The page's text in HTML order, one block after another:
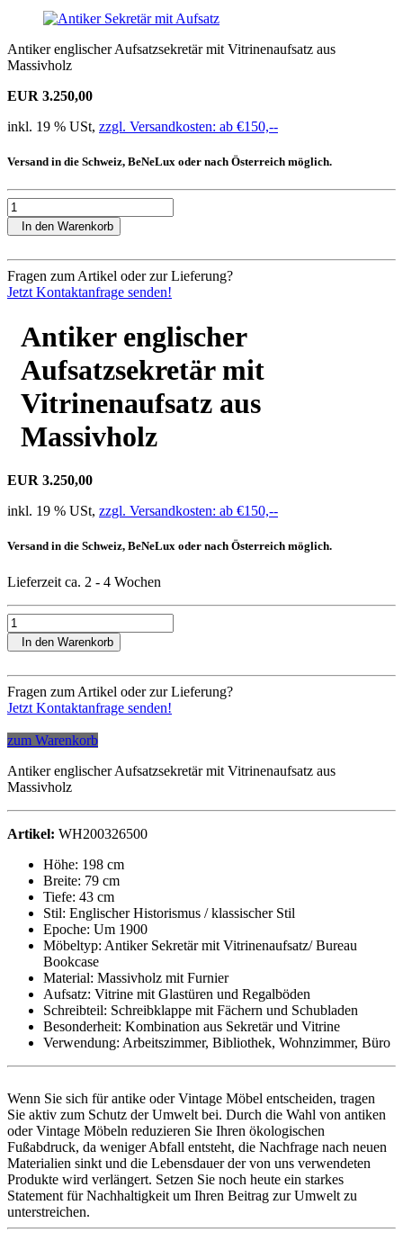
Antiker englischer Aufsatzsekretär mit Vitrinenaufsatz aus
Massivholz
EUR 3.250,00
inkl. 19 % USt, zzgl. Versandkosten: ab €150,--
Versand in die Schweiz, BeNeLux oder nach Österreich möglich.
In den Warenkorb
Fragen zum Artikel oder zur Lieferung?
Jetzt Kontaktanfrage senden!
Antiker englischer
Aufsatzsekretär mit
Vitrinenaufsatz aus
Massivholz
EUR 3.250,00
inkl. 19 % USt, zzgl. Versandkosten: ab €150,--
Versand in die Schweiz, BeNeLux oder nach Österreich möglich.
Lieferzeit ca. 2 - 4 Wochen
In den Warenkorb
Fragen zum Artikel oder zur Lieferung?
Jetzt Kontaktanfrage senden!
zum Warenkorb
Antiker englischer Aufsatzsekretär mit Vitrinenaufsatz aus
Massivholz
Artikel: WH200326500
Höhe: 198 cm
Breite: 79 cm
Tiefe: 43 cm
Stil: Englischer Historismus / klassischer Stil
Epoche: Um 1900
Möbeltyp: Antiker Sekretär mit Vitrinenaufsatz/ Bureau
Bookcase
Material: Massivholz mit Furnier
Aufsatz: Vitrine mit Glastüren und Regalböden
Schreibteil: Schreibklappe mit Fächern und Schubladen
Besonderheit: Kombination aus Sekretär und Vitrine
Verwendung: Arbeitszimmer, Bibliothek, Wohnzimmer, Büro
Wenn Sie sich für antike oder Vintage Möbel entscheiden, tragen
Sie aktiv zum Schutz der Umwelt bei. Durch die Wahl von antiken
oder Vintage Möbeln reduzieren Sie Ihren ökologischen
Fußabdruck, da weniger Abfall entsteht, die Nachfrage nach neuen
Materialien sinkt und die Lebensdauer der von uns verwendeten
Produkte wird verlängert. Setzen Sie noch heute ein starkes
Statement für Nachhaltigkeit um Ihren Beitrag zur Umwelt zu
unterstreichen.